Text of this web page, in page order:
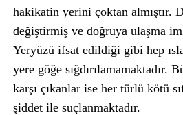
hakikatin yerini çoktan almıştır.
değiştirmiş ve doğruya ulaşma
Yeryüzü ifsat edildiği gibi hep
yere göğe sığdırılamamaktadır.
karşı çıkanlar ise her türlü kötü
şiddet ile suçlanmaktadır.